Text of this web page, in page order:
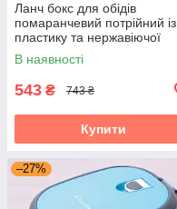
Ланч бокс для обідів
помаранчевий потрійний із
пластику та нержавіючої
сталі 2700мл Kamille KM-
2110
В наявності
543 ₴ 743 ₴
Купити
–27%